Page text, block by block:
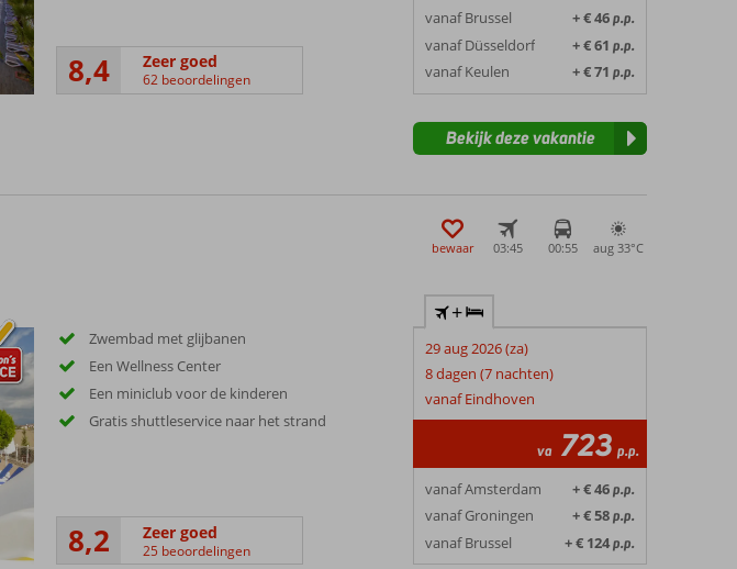
8,4 Zeer goed
62 beoordelingen
vanaf Brussel + € 46p.p.
vanaf Düsseldorf + € 61 p.p.
vanaf Keulen + € 71 p.p.
Bekijk deze vakantie
bewaar 03:45 00:55 aug 33°C
Zwembad met glijbanen
Een Wellness Center
Een miniclub voor de kinderen
Gratis shuttleservice naar het strand
8,2 Zeer goed
25 beoordelingen
+
29 aug 2026 (za)
8 dagen (7 nachten)
vanaf Eindhoven
va 723 p.p.
vanaf Amsterdam + € 46p.p.
vanaf Groningen + € 58p.p.
vanaf Brussel + € 124p.p.